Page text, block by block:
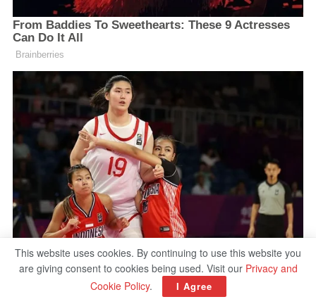
This website uses cookies. By continuing to use this website you
are giving consent to cookies being used. Visit our Privacy and
Cookie Policy. I Agree